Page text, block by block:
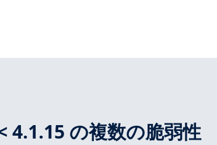
の複数の脆弱性